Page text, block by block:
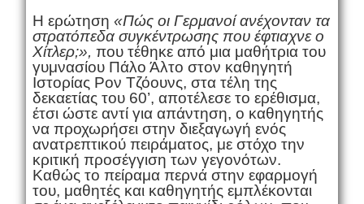
Η ερώτηση «Πώς οι Γερμανοί ανέχονταν τα
στρατόπεδα συγκέντρωσης που έφτιαχνε ο
Χίτλερ;», που τέθηκε από μια μαθήτρια του
γυμνασίου Πάλο Άλτο στον καθηγητή
Ιστορίας Ρον Τζόουνς, στα τέλη της
δεκαετίας του 60’, αποτέλεσε το ερέθισμα,
έτσι ώστε αντί για απάντηση, ο καθηγητής
να προχωρήσει στην διεξαγωγή ενός
ανατρεπτικού πειράματος, με στόχο την
κριτική προσέγγιση των γεγονότων.
Καθώς το πείραμα περνά στην εφαρμογή
του, μαθητές και καθηγητής εμπλέκονται